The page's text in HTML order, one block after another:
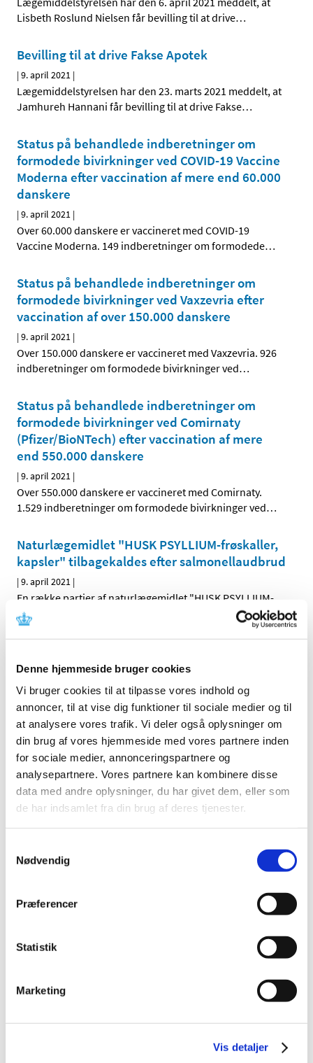
Denne hjemmeside bruger cookies
Vi bruger cookies til at tilpasse vores indhold og
annoncer, til at vise dig funktioner til sociale medier og til
at analysere vores trafik. Vi deler også oplysninger om
din brug af vores hjemmeside med vores partnere inden
for sociale medier, annonceringspartnere og
analysepartnere. Vores partnere kan kombinere disse
data med andre oplysninger, du har givet dem, eller som
de har indsamlet fra din brug af deres tjenester.
Nødvendig
Præferencer
Statistik
Marketing
Vis detaljer
Lisbeth Roslund Nielsen får bevilling til at drive…
Bevilling til at drive Fakse Apotek
|9. april 2021 |
Lægemiddelstyrelsen har den 23. marts 2021 meddelt, at
Jamhureh Hannani får bevilling til at drive Fakse…
Status på behandlede indberetninger om
formodede bivirkninger ved COVID-19 Vaccine
Moderna efter vaccination af mere end 60.000
danskere
|9. april 2021 |
Over 60.000 danskere er vaccineret med COVID-19
Vaccine Moderna. 149 indberetninger om formodede…
Status på behandlede indberetninger om
formodede bivirkninger ved Vaxzevria efter
vaccination af over 150.000 danskere
|9. april 2021 |
Over 150.000 danskere er vaccineret med Vaxzevria. 926
indberetninger om formodede bivirkninger ved…
Status på behandlede indberetninger om
formodede bivirkninger ved Comirnaty
(Pfizer/BioNTech) efter vaccination af mere
end 550.000 danskere
|9. april 2021 |
Over 550.000 danskere er vaccineret med Comirnaty.
1.529 indberetninger om formodede bivirkninger ved…
Naturlægemidlet "HUSK PSYLLIUM-frøskaller,
kapsler" tilbagekaldes efter salmonellaudbrud
|9. april 2021 |
En række partier af naturlægemidlet "HUSK PSYLLIUM-
frøskaller, kapsler" tilbagekaldes pga. fund af
…
årsag til sjældent, alvorligt sygdomsbillede –
men fortsat godkendt til brug
|8. april 2021|
En ekspertgruppe nedsat af EMA har nu konkluderet, at
der sandsynligvis er sammenhæng mellem sjældne…
Bevilling til at drive Aarhus Stjerne Apotek
|6. april 2021|
Lægemiddelstyrelsen har den 16. marts 2021 meddelt at
Marianne Ilkjær Kallesen får bevilling til at drive Aarhus…
Forrige
2024 (224)